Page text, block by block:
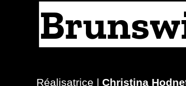
Réalisatrice | Christina